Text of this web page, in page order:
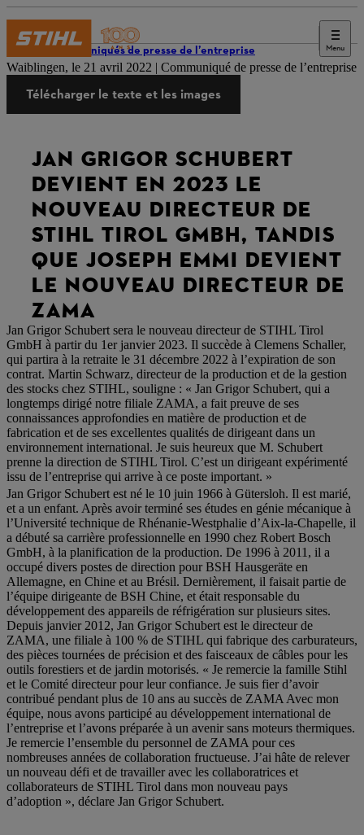
Menu
Communiqués de presse de l’entreprise
Waiblingen, le 21 avril 2022 | Communiqué de presse de l’entreprise
Télécharger le texte et les images
JAN GRIGOR SCHUBERT
DEVIENT EN 2023 LE
NOUVEAU DIRECTEUR DE
STIHL TIROL GMBH, TANDIS
QUE JOSEPH EMMI DEVIENT
LE NOUVEAU DIRECTEUR DE
ZAMA
Jan Grigor Schubert sera le nouveau directeur de STIHL Tirol
GmbH à partir du 1er janvier 2023. Il succède à Clemens Schaller,
qui partira à la retraite le 31 décembre 2022 à l’expiration de son
contrat. Martin Schwarz, directeur de la production et de la gestion
des stocks chez STIHL, souligne : « Jan Grigor Schubert, qui a
longtemps dirigé notre filiale ZAMA, a fait preuve de ses
connaissances approfondies en matière de production et de
fabrication et de ses excellentes qualités de dirigeant dans un
environnement international. Je suis heureux que M. Schubert
prenne la direction de STIHL Tirol. C’est un dirigeant expérimenté
issu de l’entreprise qui arrive à ce poste important. »
Jan Grigor Schubert est né le 10 juin 1966 à Gütersloh. Il est marié,
et a un enfant. Après avoir terminé ses études en génie mécanique à
l’Université technique de Rhénanie-Westphalie d’Aix-la-Chapelle, il
a débuté sa carrière professionnelle en 1990 chez Robert Bosch
GmbH, à la planification de la production. De 1996 à 2011, il a
occupé divers postes de direction pour BSH Hausgeräte en
Allemagne, en Chine et au Brésil. Dernièrement, il faisait partie de
l’équipe dirigeante de BSH Chine, et était responsable du
développement des appareils de réfrigération sur plusieurs sites.
Depuis janvier 2012, Jan Grigor Schubert est le directeur de
ZAMA, une filiale à 100 % de STIHL qui fabrique des carburateurs,
des pièces tournées de précision et des faisceaux de câbles pour les
outils forestiers et de jardin motorisés. « Je remercie la famille Stihl
et le Comité directeur pour leur confiance. Je suis fier d’avoir
contribué pendant plus de 10 ans au succès de ZAMA Avec mon
équipe, nous avons participé au développement international de
l’entreprise et l’avons préparée à un avenir sans moteurs thermiques.
Je remercie l’ensemble du personnel de ZAMA pour ces
nombreuses années de collaboration fructueuse. J’ai hâte de relever
un nouveau défi et de travailler avec les collaboratrices et
collaborateurs de STIHL Tirol dans mon nouveau pays
d’adoption », déclare Jan Grigor Schubert.